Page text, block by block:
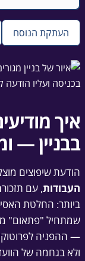
העתקת הנוסח
איך
בבניין —
הודעת שיפוצים
העבודות, עם
ביותר: החלטת
שמתחיל "פתאום"
— ההפניה
ולא בגחמה של